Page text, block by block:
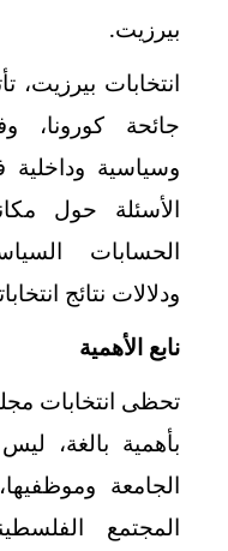
بيرزيت.
انتخابات
جائحة كورونا،
وسياسية وداخلية
الأسئلة حول
الحسابات
ودلالات نتائج
نابع الأهمية
تحظى انتخابات
بأهمية بالغة،
الجامعة
المجتمع